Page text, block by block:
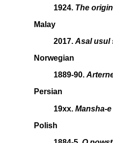
1924. The
Malay
2017.Asal usul
Norwegian
1889-90.
Persian
19xx.Mansha-
Polish